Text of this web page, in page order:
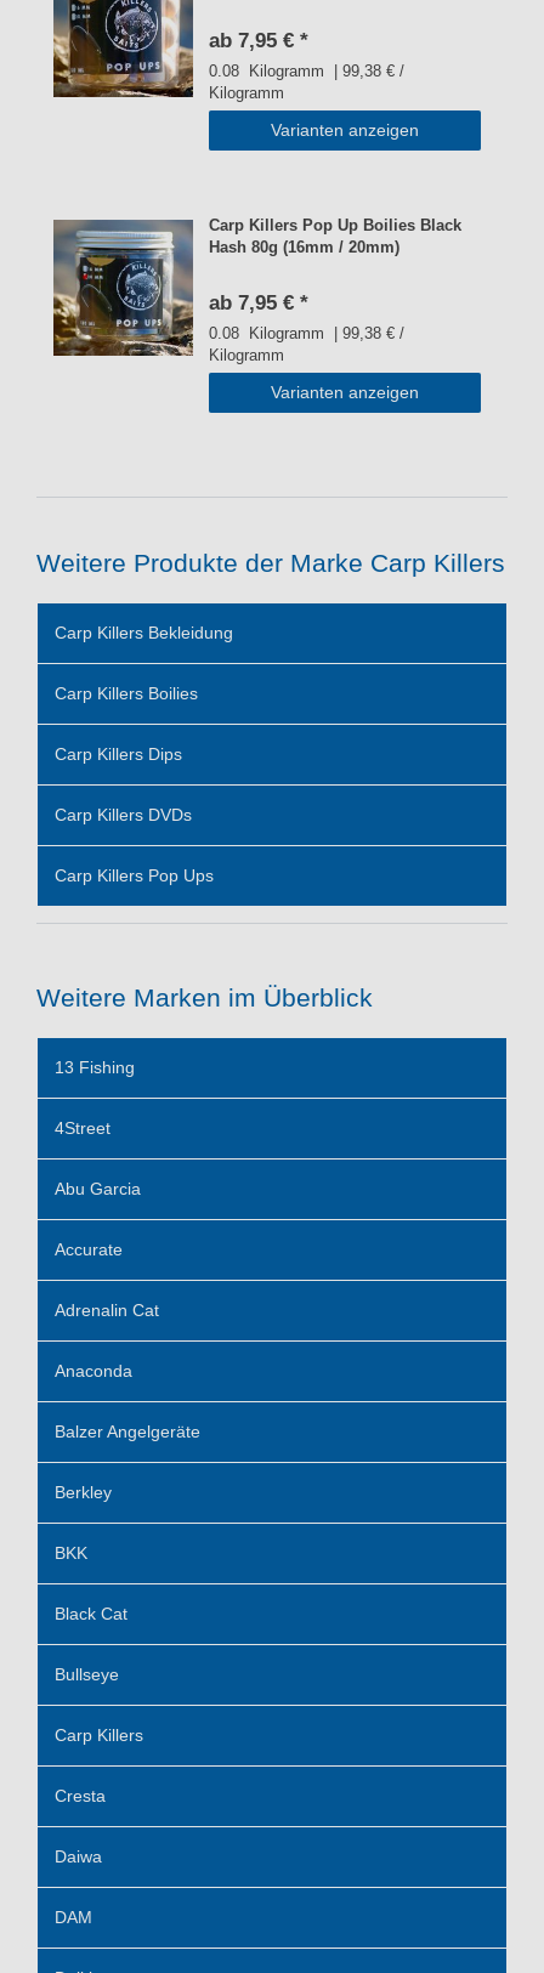
ab 7,95 € *
0.08 Kilogramm
| 99,38 € /
Kilogramm
Varianten anzeigen
Carp Killers Pop Up Boilies Black
Hash 80g (16mm / 20mm)
ab 7,95 € *
0.08 Kilogramm
| 99,38 € /
Kilogramm
Varianten anzeigen
Weitere Produkte der Marke Carp Killers
Carp Killers Bekleidung
Carp Killers Boilies
Carp Killers Dips
Carp Killers DVDs
Carp Killers Pop Ups
Weitere Marken im Überblick
13 Fishing
4Street
Abu Garcia
Accurate
Adrenalin Cat
Anaconda
Balzer Angelgeräte
Berkley
BKK
Black Cat
Bullseye
Carp Killers
Cresta
Daiwa
DAM